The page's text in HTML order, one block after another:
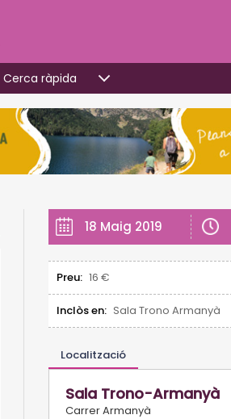
Cerca ràpida
18 Maig 2019
Preu: 16 €
Inclòs en: Sala Trono Armanyà
Localització
Sala Trono-Armanyà
Carrer Armanyà